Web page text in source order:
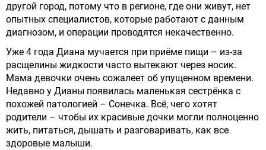
другой город, потому что в регионе, где они живут, нет
опытных специалистов, которые работают с данным
диагнозом, и операции проводятся некачественно.
Уже 4 года Диана мучается при приёме пищи – из-за
расщелины жидкости часто вытекают через носик.
Мама девочки очень сожалеет об упущенном времени.
Недавно у Дианы появилась маленькая сестрёнка с
похожей патологией – Сонечка. Всё, чего хотят
родители – чтобы их красивые дочки могли полноценно
жить, питаться, дышать и разговаривать, как все
здоровые малыши.